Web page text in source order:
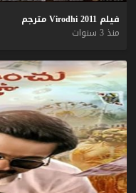
فيلم Virodhi 2011
مترجم
منذ 3 سنوات